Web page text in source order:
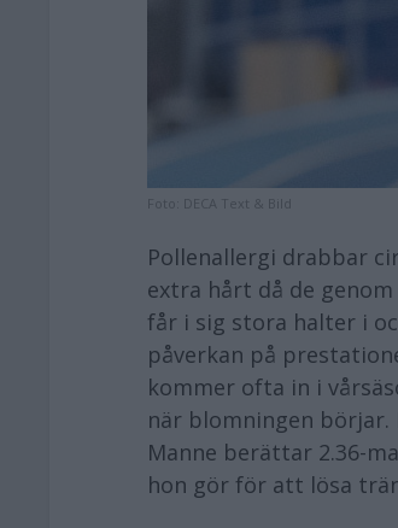
Foto: DECA Text & Bild
Pollenallergi drabbar
extra hårt då de
får i sig stora halter i
påverkan på
kommer ofta in i
när blomningen börjar.
Manne berättar 2.36-
hon gör för att lösa